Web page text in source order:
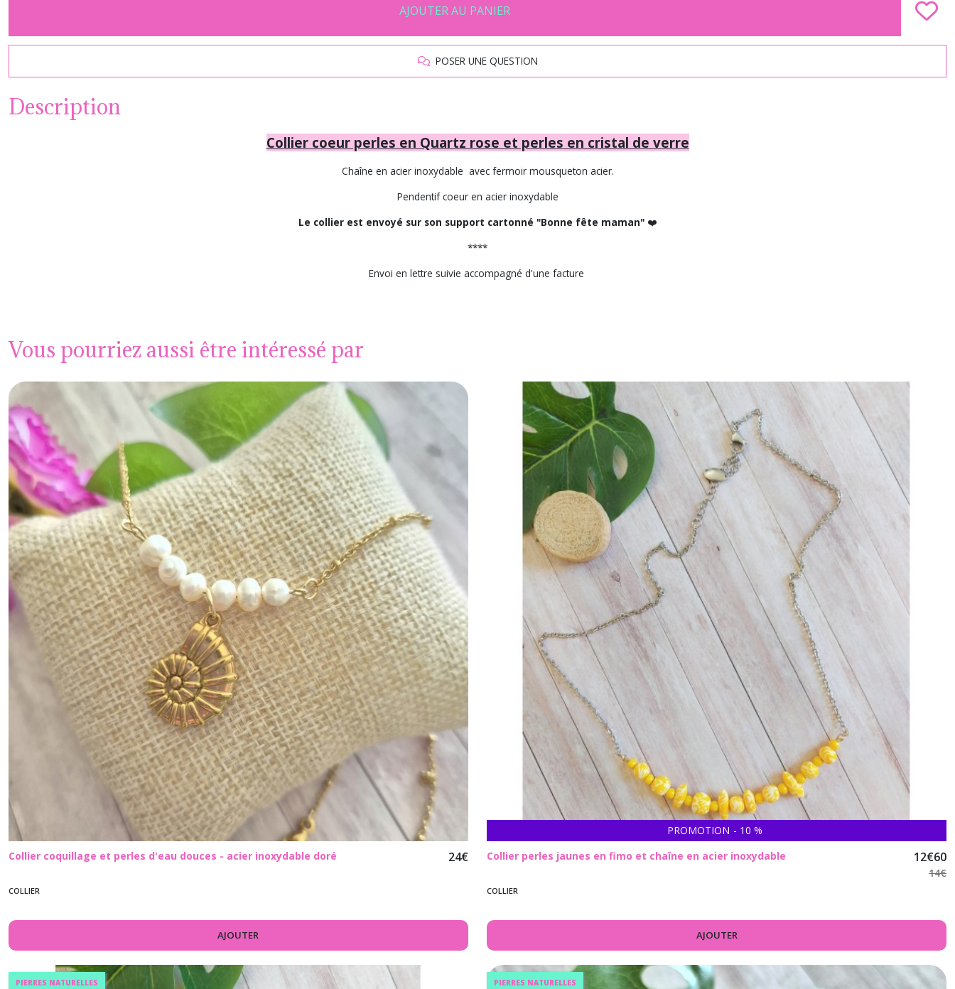
AJOUTER AU PANIER
POSER UNE QUESTION
Description
Collier coeur perles en Quartz rose et perles en cristal de verre
Chaîne en acier inoxydable avec fermoir mousqueton acier.
Pendentif coeur en acier inoxydable
Le collier est envoyé sur son support cartonné "Bonne fête maman" ❤️
****
Envoi en lettre suivie accompagné d'une facture
Vous pourriez aussi être intéressé par
Collier coquillage et perles d'eau douces - acier inoxydable doré 24€
COLLIER
AJOUTER
PROMOTION - 10 %
Collier perles jaunes en fimo et chaîne en acier inoxydable
12€60
14€
COLLIER
AJOUTER
PIERRES NATURELLES PIERRES NATURELLES